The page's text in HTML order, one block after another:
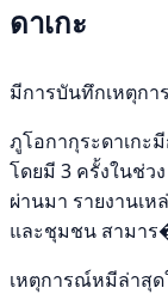
ดาเกะ
มีการบันทึกเหตุกา
ภูโอกากุระดาเกะ
โดยมี 3 ครั้งในช่ว
ผ่านมา รายงานเ
และชุมชน สามา
เหตุการณ์หมีล่าสุด